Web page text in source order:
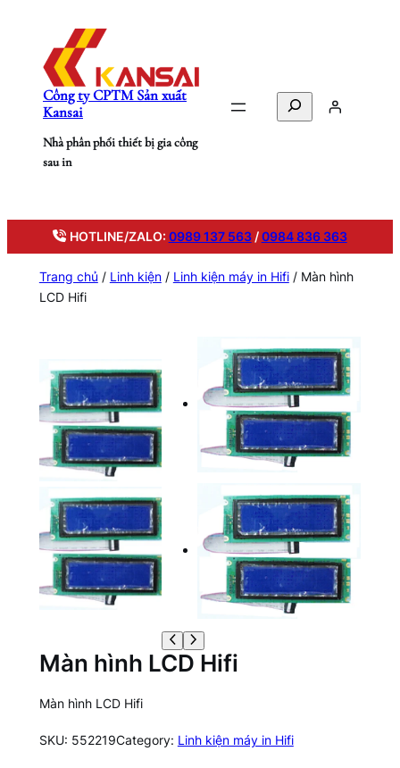
Công ty CPTM Sản xuất
Kansai
Nhà phân phối thiết bị gia công
sau in
Search
HOTLINE/ZALO: 0989 137 563/0984 836 363
Trang chủ / Linh kiện/ Linh kiện máy in Hifi/ Màn hình
LCD Hifi
Màn hình LCD Hifi
Màn hình LCD Hifi
SKU: 552219Category: Linh kiện máy in Hifi